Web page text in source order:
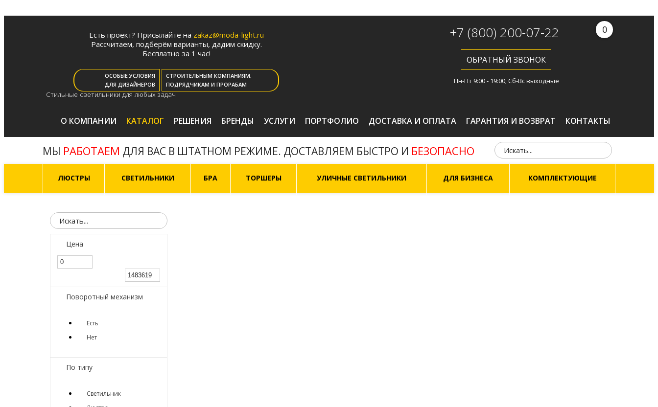
Есть проект? Присылайте на zakaz@moda-light.ru
Рассчитаем, подберём варианты, дадим скидку.
Бесплатно за 1 час!
ОСОБЫЕ УСЛОВИЯ
ДЛЯ ДИЗАЙНЕРОВ
СТРОИТЕЛЬНЫМ КОМПАНИЯМ,
ПОДРЯДЧИКАМ И ПРОРАБАМ
0
+7 (800) 200-07-22
ОБРАТНЫЙ ЗВОНОК
Пн-Пт 9:00 - 19:00; Сб-Вс выходные
Стильные светильники для любых задач
О КОМПАНИИ КАТАЛОГ РЕШЕНИЯ БРЕНДЫ УСЛУГИ ПОРТФОЛИО ДОСТАВКА И ОПЛАТА ГАРАНТИЯ И ВОЗВРАТ КОНТАКТЫ
МЫ РАБОТАЕМ ДЛЯ ВАС В ШТАТНОМ РЕЖИМЕ. ДОСТАВЛЯЕМ БЫСТРО И БЕЗОПАСНО
ЛЮСТРЫ СВЕТИЛЬНИКИ БРА ТОРШЕРЫ УЛИЧНЫЕ СВЕТИЛЬНИКИ ДЛЯ БИЗНЕСА КОМПЛЕКТУЮЩИЕ
Цена
Поворотный механизм
Есть
Нет
По типу
Светильник